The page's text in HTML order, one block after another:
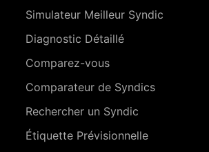
Simulateur Meilleur Syndic
Diagnostic Détaillé
Comparez-vous
Comparateur de Syndics
Rechercher un Syndic
Étiquette Prévisionnelle